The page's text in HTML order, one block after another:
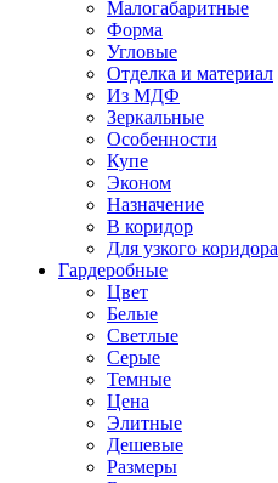
Малогабаритные
Форма
Угловые
Отделка и материал
Из МДФ
Зеркальные
Особенности
Купе
Эконом
Назначение
В коридор
Для узкого коридора
Гардеробные
Цвет
Белые
Светлые
Серые
Темные
Цена
Элитные
Дешевые
Размеры